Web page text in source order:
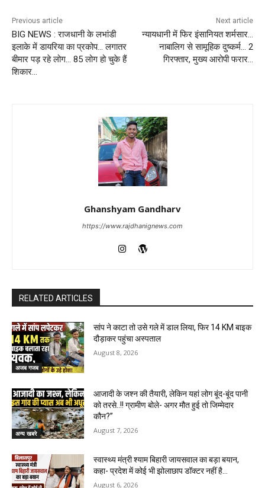
Previous article
BIG NEWS : राजधानी के लभांडी
इलाके में डायरिया का प्रकोप… लगातर
बीमार पड़ रहे लोग… 85 लोग हो चुके हैं
शिकार…
Next article
न्यायधानी में फिर इंसानियत शर्मसार…
नाबालिग से सामूहिक दुष्कर्म… 2
गिरफ्तार, मुख्य आरोपी फरार…
Ghanshyam Gandharv
https://www.rajdhanignews.com
RELATED ARTICLES
अजब गजब
सांप ने काटा तो उसे गले में डाल लिया, फिर 14 KM बाइक
दौड़ाकर पहुंचा अस्पताल
August 8, 2026
अन्य खबरे
आजादी के जश्न की तैयारी, लेकिन यहां लोग बूंद-बूंद पानी
को तरसे..!! ग्रामीण बोले- अगर मौत हुई तो जिम्मेदार
कौन?”
August 7, 2026
स्वास्थ्य मंत्री श्याम बिहारी जायसवाल का बड़ा बयान,
कहा- प्रदेश में कोई भी झोलाछाप डॉक्टर नहीं है…
August 6, 2026